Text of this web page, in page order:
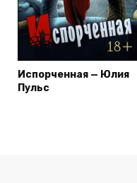
Испорченная — Юлия
Пульс